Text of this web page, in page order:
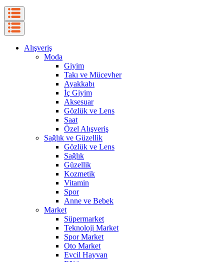
Alışveriş
Moda
Giyim
Takı ve Mücevher
Ayakkabı
İç Giyim
Aksesuar
Gözlük ve Lens
Saat
Özel Alışveriş
Sağlık ve Güzellik
Gözlük ve Lens
Sağlık
Güzellik
Kozmetik
Vitamin
Spor
Anne ve Bebek
Market
Süpermarket
Teknoloji Market
Spor Market
Oto Market
Evcil Hayvan